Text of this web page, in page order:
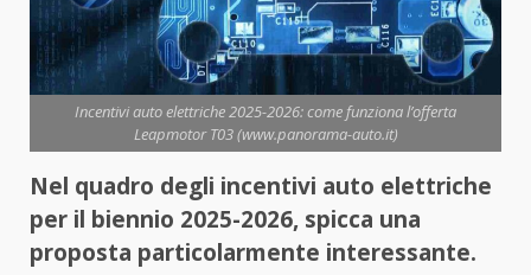
Incentivi auto elettriche 2025-2026: come funziona l’offerta
Leapmotor T03 (www.panorama-auto.it)
Nel quadro degli incentivi auto elettriche
per il biennio 2025-2026, spicca una
proposta particolarmente interessante.